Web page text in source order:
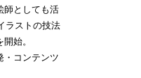
師としても活
ラストの技法
始。
・コンテンツ